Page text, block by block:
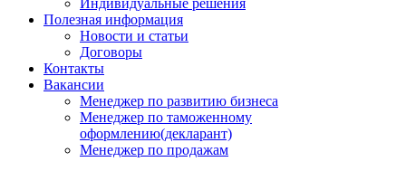
Полезная информация
Новости и статьи
Договоры
Контакты
Вакансии
Менеджер по развитию бизнеса
Менеджер по таможенному
оформлению(декларант)
Менеджер по продажам